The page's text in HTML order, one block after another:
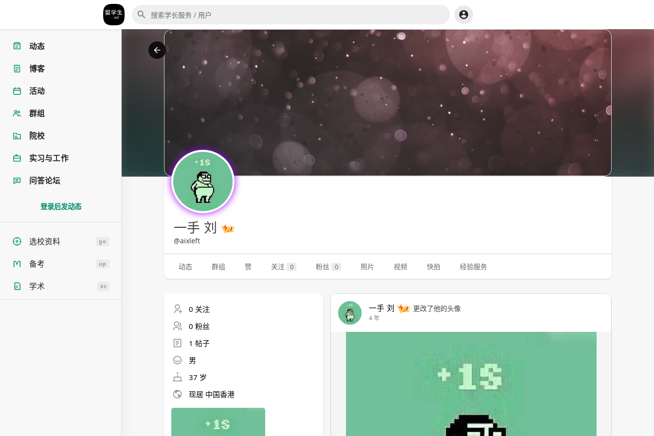
动态
博客
活动
群组
院校
实习与工作
问答论坛
登录后发动态
选校资料 go
备考 up
学术 xs
一手 刘
@aixleft
动态 群组 赞 关注 0 粉丝 0 照片 视频 快拍 经验服务
0 关注
0 粉丝
1 帖子
男
37 岁
现居 中国香港
一手 刘 更改了他的头像
4 年